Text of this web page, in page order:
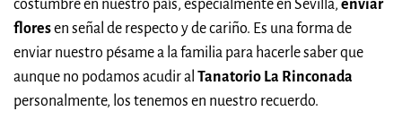
costumbre en nuestro país, especialmente en Sevilla, enviar
floresen señal de respecto y de cariño. Es una forma de
enviar nuestro pésame a la familia para hacerle saber que
aunque no podamos acudir al Tanatorio La Rinconada
personalmente, los tenemos en nuestro recuerdo.